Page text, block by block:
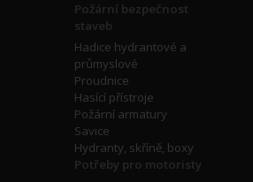
Požární bezpečnost
staveb
Hadice hydrantové a
průmyslové
Proudnice
Hasící přístroje
Požární armatury
Savice
Hydranty, skříně, boxy
Potřeby pro motoristy